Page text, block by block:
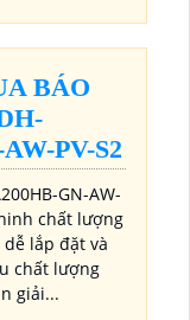
BÁO
PV-S2
GN-AW-
chất lượng
lắp đặt và
chất lượng
giải...